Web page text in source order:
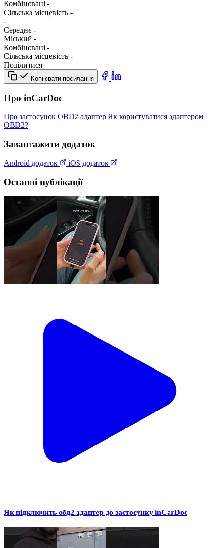
Комбіновані -
Сільська місцевість -
-
Середнє -
Міський -
Комбіновані -
Сільська місцевість -
Поділитися
Копіювати посилання
Про inCarDoc
Про застосунок OBD2 адаптер Як користуватися адаптером
OBD2?
Завантажити додаток
Android додаток iOS додаток
Останні публікації
Як підключить обд2 адаптер до застосунку inCarDoc